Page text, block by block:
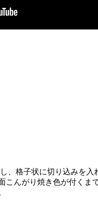
、格子状に切り込みを入
こんがり焼き色が付くま